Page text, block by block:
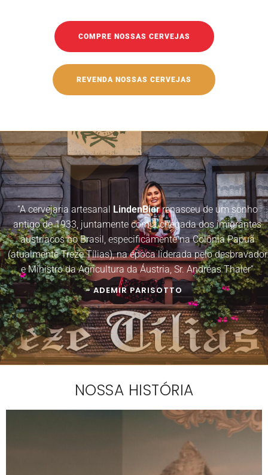
COMPRE NOSSAS CERVEJAS
REVENDA NOSSAS CERVEJAS
“A cervejaria artesanal LindenBierrenasceu de um sonho
antigo de 1933, juntamente com a chegada dos imigrantes
austríacos no Brasil, especificamente na Colônia Papuã
(atualmente Treze Tílias), na época liderada pelo desbravador
e Ministro da Agricultura da Áustria, Sr. Andréas Thaler”
- ADEMIR PARISOTTO
NOSSA HISTÓRIA